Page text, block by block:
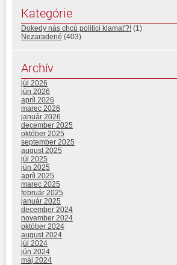
Kategórie
Dokedy nás chcú politici klamať?! (1)
Nezaradené (403)
Archív
júl 2026
jún 2026
apríl 2026
marec 2026
január 2026
december 2025
október 2025
september 2025
august 2025
júl 2025
jún 2025
apríl 2025
marec 2025
február 2025
január 2025
december 2024
november 2024
október 2024
august 2024
júl 2024
jún 2024
máj 2024